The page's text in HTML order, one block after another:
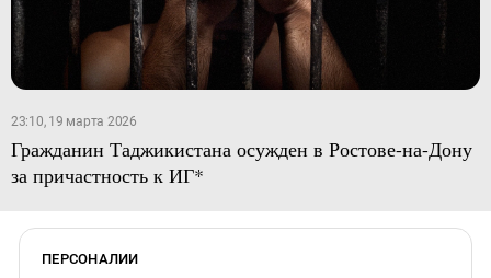
23:10, 19 марта 2026
Гражданин Таджикистана осужден в Ростове-на-Дону
за причастность к ИГ*
ПЕРСОНАЛИИ